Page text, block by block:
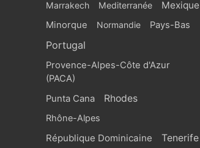
Marrakech Mediterranée Mexique
Minorque Normandie Pays-Bas
Portugal
Provence-Alpes-Côte d'Azur
(PACA)
Punta Cana
Rhodes
Rhône-Alpes
République Dominicaine Tenerife